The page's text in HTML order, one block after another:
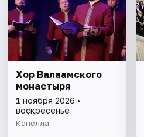
Хор Валаамского
монастыря
1 ноября 2026 •
воскресенье
Капелла